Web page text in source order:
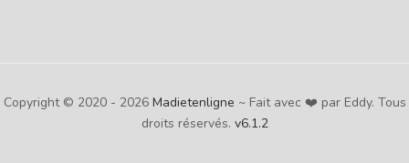
Copyright © 2020 - 2026 Madietenligne ~ Fait avec ❤️ par Eddy. Tous
droits réservés. v6.1.2